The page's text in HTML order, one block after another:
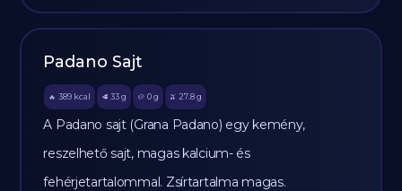
Padano Sajt
🔥 389 kcal 🥩 33 g 🥔 0g 🫒 27.8 g
A Padano sajt (Grana Padano) egy kemény,
reszelhető sajt, magas kalcium- és
fehérjetartalommal. Zsírtartalma magas.